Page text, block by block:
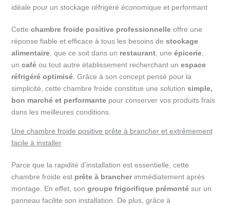
idéale pour un stockage réfrigéré économique et performant
Cette chambre froide positive professionnelleoffre une
réponse fiable et efficace à tous les besoins de stockage
alimentaire, que ce soit dans un restaurant, une épicerie,
un caféou tout autre établissement recherchant un espace
réfrigéré optimisé. Grâce à son concept pensé pour la
simplicité, cette chambre froide constitue une solution simple,
bon marché et performantepour conserver vos produits frais
dans les meilleures conditions.
Une chambre froide positive prête à brancher et extrêmement
facile à installer
Parce que la rapidité d’installation est essentielle, cette
chambre froide est prête à brancherimmédiatement après
montage. En effet, son groupe frigorifique prémontésur un
panneau facilite son installation. De plus, grâce à